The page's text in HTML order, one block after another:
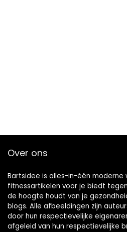
Over ons
Bartsidee is alles-in-één
fitnessartikelen voor je biedt
de hoogte houdt van je
blogs. Alle afbeeldingen zijn
door hun respectievelijke
afgeleid van hun respectievelijke